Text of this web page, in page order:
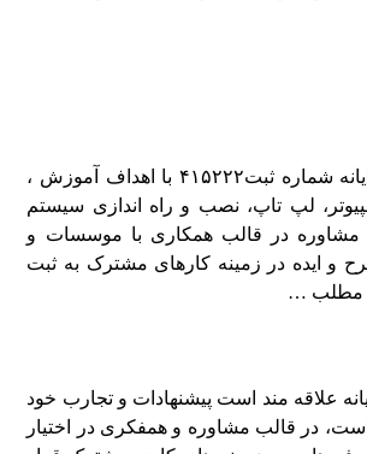
شرکت پارسیان رایانه شماره ثبت۴۱۵۲۲۲ با اهداف آموزش ،
لپ تاپ، نصب و راه اندازی سیستم
مشاوره در قالب همکاری با موسسات و
و ایده در زمینه کارهای مشترک به ثبت
مطلب …
علاقه مند است پیشنهادات و تجارب خود
در قالب مشاوره و همفکری در اختیار